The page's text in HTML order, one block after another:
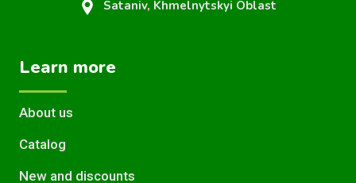
Sataniv, Khmelnytskyi Oblast
Learn more
About us
Catalog
New and discounts